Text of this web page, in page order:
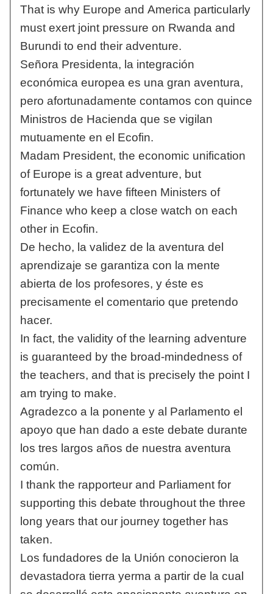
That is why Europe and America particularly
must exert joint pressure on Rwanda and
Burundi to end their adventure.
Señora Presidenta, la integración
económica europea es una gran aventura,
pero afortunadamente contamos con quince
Ministros de Hacienda que se vigilan
mutuamente en el Ecofin.
Madam President, the economic unification
of Europe is a great adventure, but
fortunately we have fifteen Ministers of
Finance who keep a close watch on each
other in Ecofin.
De hecho, la validez de la aventura del
aprendizaje se garantiza con la mente
abierta de los profesores, y éste es
precisamente el comentario que pretendo
hacer.
In fact, the validity of the learning adventure
is guaranteed by the broad-mindedness of
the teachers, and that is precisely the point I
am trying to make.
Agradezco a la ponente y al Parlamento el
apoyo que han dado a este debate durante
los tres largos años de nuestra aventura
común.
I thank the rapporteur and Parliament for
supporting this debate throughout the three
long years that our journey together has
taken.
Los fundadores de la Unión conocieron la
devastadora tierra yerma a partir de la cual